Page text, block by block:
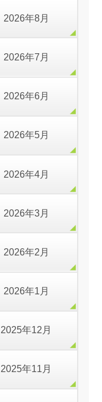
2026年8月
2026年7月
2026年6月
2026年5月
2026年4月
2026年3月
2026年2月
2026年1月
2025年12月
2025年11月